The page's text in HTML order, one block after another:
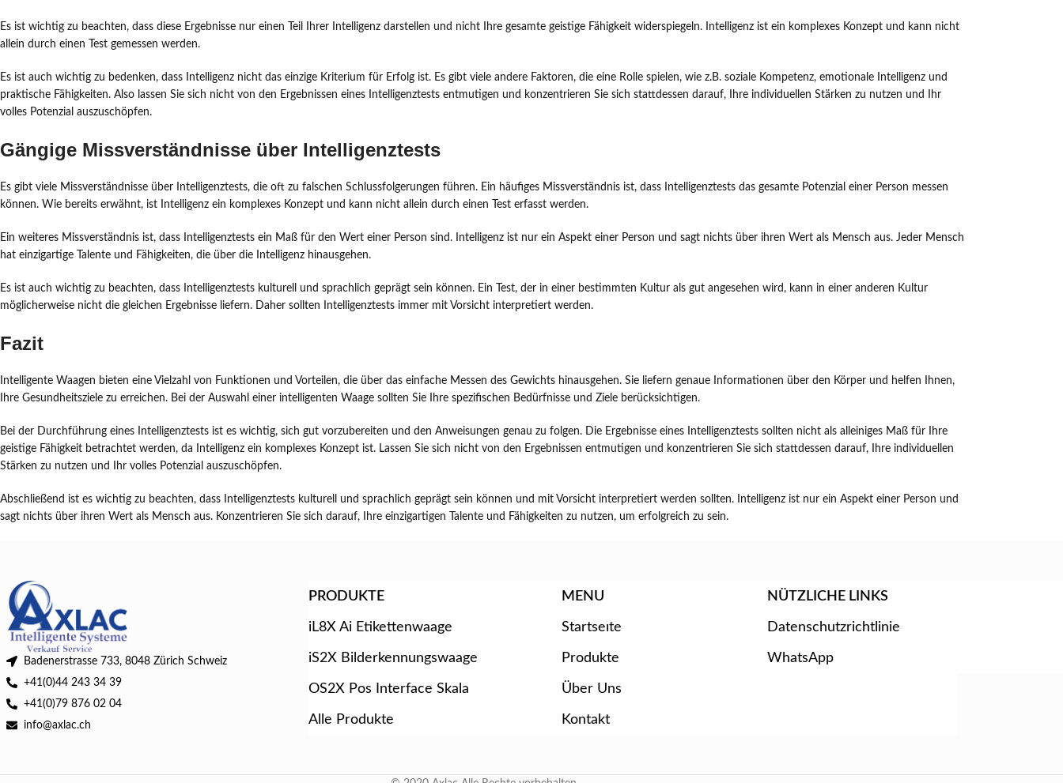
Es ist wichtig zu beachten, dass diese Ergebnisse nur einen Teil Ihrer Intelligenz darstellen und nicht Ihre gesamte geistige Fähigkeit widerspiegeln. Intelligenz ist ein komplexes Konzept und kann nicht
allein durch einen Test gemessen werden.
Es ist auch wichtig zu bedenken, dass Intelligenz nicht das einzige Kriterium für Erfolg ist. Es gibt viele andere Faktoren, die eine Rolle spielen, wie z.B. soziale Kompetenz, emotionale Intelligenz und
praktische Fähigkeiten. Also lassen Sie sich nicht von den Ergebnissen eines Intelligenztests entmutigen und konzentrieren Sie sich stattdessen darauf, Ihre individuellen Stärken zu nutzen und Ihr
volles Potenzial auszuschöpfen.
Gängige Missverständnisse über Intelligenztests
Es gibt viele Missverständnisse über Intelligenztests, die oft zu falschen Schlussfolgerungen führen. Ein häufiges Missverständnis ist, dass Intelligenztests das gesamte Potenzial einer Person messen
können. Wie bereits erwähnt, ist Intelligenz ein komplexes Konzept und kann nicht allein durch einen Test erfasst werden.
Ein weiteres Missverständnis ist, dass Intelligenztests ein Maß für den Wert einer Person sind. Intelligenz ist nur ein Aspekt einer Person und sagt nichts über ihren Wert als Mensch aus. Jeder Mensch
hat einzigartige Talente und Fähigkeiten, die über die Intelligenz hinausgehen.
Es ist auch wichtig zu beachten, dass Intelligenztests kulturell und sprachlich geprägt sein können. Ein Test, der in einer bestimmten Kultur als gut angesehen wird, kann in einer anderen Kultur
möglicherweise nicht die gleichen Ergebnisse liefern. Daher sollten Intelligenztests immer mit Vorsicht interpretiert werden.
Fazit
Intelligente Waagen bieten eine Vielzahl von Funktionen und Vorteilen, die über das einfache Messen des Gewichts hinausgehen. Sie liefern genaue Informationen über den Körper und helfen Ihnen,
Ihre Gesundheitsziele zu erreichen. Bei der Auswahl einer intelligenten Waage sollten Sie Ihre spezifischen Bedürfnisse und Ziele berücksichtigen.
Bei der Durchführung eines Intelligenztests ist es wichtig, sich gut vorzubereiten und den Anweisungen genau zu folgen. Die Ergebnisse eines Intelligenztests sollten nicht als alleiniges Maß für Ihre
geistige Fähigkeit betrachtet werden, da Intelligenz ein komplexes Konzept ist. Lassen Sie sich nicht von den Ergebnissen entmutigen und konzentrieren Sie sich stattdessen darauf, Ihre individuellen
Stärken zu nutzen und Ihr volles Potenzial auszuschöpfen.
Abschließend ist es wichtig zu beachten, dass Intelligenztests kulturell und sprachlich geprägt sein können und mit Vorsicht interpretiert werden sollten. Intelligenz ist nur ein Aspekt einer Person und
sagt nichts über ihren Wert als Mensch aus. Konzentrieren Sie sich darauf, Ihre einzigartigen Talente und Fähigkeiten zu nutzen, um erfolgreich zu sein.
Badenerstrasse 733, 8048 Zürich Schweiz
+41(0)44 243 34 39
+41(0)79 876 02 04
info@axlac.ch
PRODUKTE
iL8X Ai Etikettenwaage
iS2X Bilderkennungswaage
OS2X Pos Interface Skala
Alle Produkte
MENU
Startseıte
Produkte
Über Uns
Kontakt
NÜTZLICHE LINKS
Datenschutzrichtlinie
WhatsApp